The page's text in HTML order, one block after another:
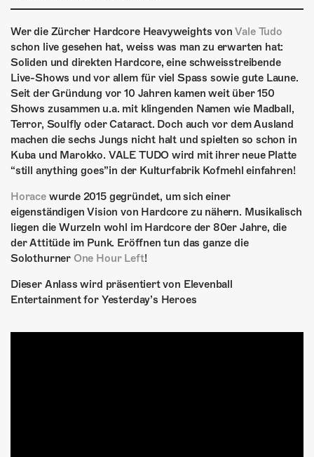
ÜBER UNS
GÖNNEREI
SHOP
MITMACHEN
Wer die Zürcher Hardcore Heavyweights vonVale Tudo
schon live gesehen hat, weiss was man zu erwarten hat:
Soliden und direkten Hardcore, eine schweisstreibende
Live-Shows und vor allem für viel Spass sowie gute Laune.
Seit der Gründung vor 10 Jahren kamen weit über 150
Shows zusammen u.a. mit klingenden Namen wie Madball,
Terror, Soulfly oder Cataract. Doch auch vor dem Ausland
machen die sechs Jungs nicht halt und spielten so schon in
Kuba und Marokko. VALE TUDO wird mit ihrer neue Platte
“still anything goes”in der Kulturfabrik Kofmehl einfahren!
Horacewurde 2015 gegründet, um sich einer
eigenständigen Vision von Hardcore zu nähern. Musikalisch
liegen die Wurzeln wohl im Hardcore der 80er Jahre, die
der Attitüde im Punk. Eröffnen tun das ganze die
Solothurner One Hour Left!
Dieser Anlass wird präsentiert von Elevenball
Entertainment for Yesterday’s Heroes